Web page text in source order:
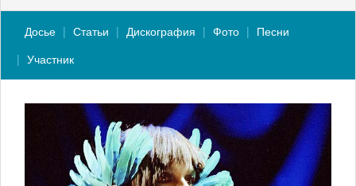
Досье Статьи Дискография Фото
Песни
Участник